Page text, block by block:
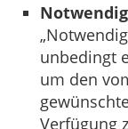
unbedingt
um den
Verfügung